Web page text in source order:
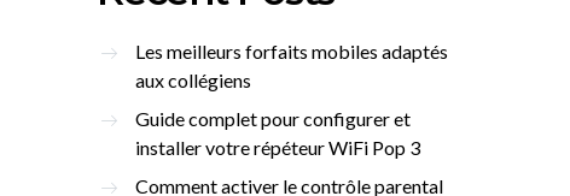
Les meilleurs forfaits mobiles adaptés
aux collégiens
Guide complet pour configurer et
installer votre répéteur WiFi Pop 3
Comment activer le contrôle parental